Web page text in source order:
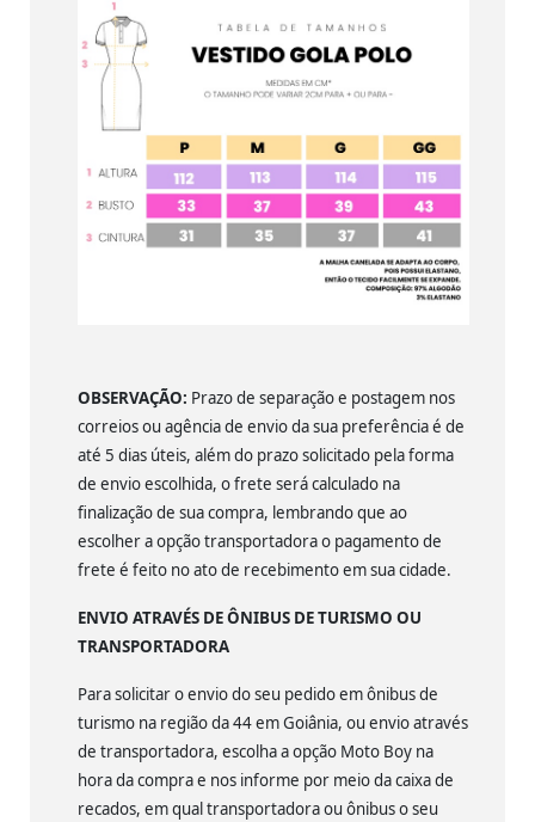
OBSERVAÇÃO: Prazo de separação e postagem nos
correios ou agência de envio da sua preferência é de
até 5 dias úteis, além do prazo solicitado pela forma
de envio escolhida, o frete será calculado na
finalização de sua compra, lembrando que ao
escolher a opção transportadora o pagamento de
frete é feito no ato de recebimento em sua cidade.
ENVIO ATRAVÉS DE ÔNIBUS DE TURISMO OU
TRANSPORTADORA
Para solicitar o envio do seu pedido em ônibus de
turismo na região da 44 em Goiânia, ou envio através
de transportadora, escolha a opção Moto Boy na
hora da compra e nos informe por meio da caixa de
recados, em qual transportadora ou ônibus o seu